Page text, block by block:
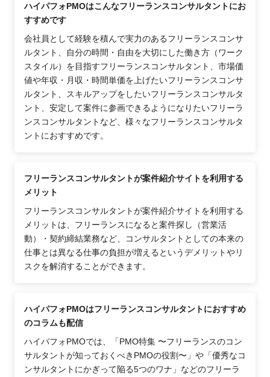
ハイパフォPMOはこんなフリーランスコンサルタントにお
すすめです
会社員として経験を積んで実力のあるフリーランスコンサ
ルタント、自分の時間・自由を大切にした働き方（ワーク
スタイル）を目指すフリーランスコンサルタント、市場価
値や年収・月収・時間単価を上げたいフリーランスコンサ
ルタント、スキルアップをしたいフリーランスコンサルタ
ント、安定して案件に参画できるようになりたいフリーラ
ンスコンサルタントなど、様々なフリーランスコンサルタ
ントにおすすめです。
フリーランスコンサルタントが案件紹介サイトを利用する
メリット
フリーランスコンサルタントが案件紹介サイトを利用する
メリットは、フリーランスになると案件探し（営業活
動）・契約締結業務など、コンサルタントとしての本来の
仕事とは異なる仕事の負担が増えるというデメリットやリ
スクを解消することができます。
ハイパフォPMOはフリーランスコンサルタントにおすすめ
のコラムも配信
ハイパフォPMOでは、「PMO特集 〜フリーランスのコン
サルタントが知っておくべきPMOの役割〜」や「優秀なコ
ンサルタントにかぎって陥る5つのワナ」などのフリーラ